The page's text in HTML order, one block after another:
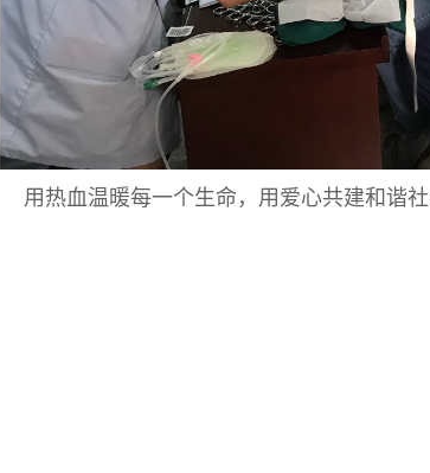
用热血温暖每一个生命，用爱心共建和谐社